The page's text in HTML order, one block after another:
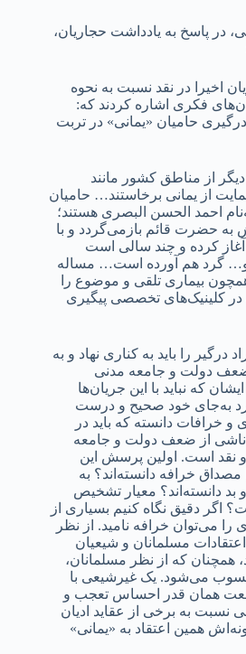
در پاسخ به یادداشت حجاریان،
اخیرا در نقد نسبت به نحوه
فکری اشاره کردند که:
حامیان «یمانی» در تربت
از مناطق کشور مانند
از یمانی برخاستند… حامیان
احمد الحسن البصری هستند؛
حضرت قائم بازمی‌گردد و با
کرده و چند سالی است
و… گرد هم آورده است… مساله
بیماری تلقی و موضوع را
در کلینیک‌های تخصصی پیگیری
درگیر را باید به کناری نهاد و به
دولت و جامعه مدنی
که نباید با این جریان‌ها
به‌جای خود صحیح و درست
و خرافات دانسته که باید در
ناشی از ضعف دولت و جامعه
و نقد است. اولین پرسش این
خرافه دانسته‌اند؟ به
بد دانسته‌اند؟ معیار تشخیص
اگر دقیق نگاه کنیم بسیاری از
می‌توان خرافه نامید. از نظر
مسلمانان و شیعیان
همچنان که از نظر مسلمانان،
می‌شود. یک غیرشیعی با
همان قدر احساس تعجب و
به برخی از عقاید ادیان
همین اعتقاد به «یمانی»